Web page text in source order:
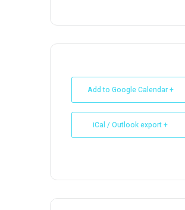
+ Add to Google Calendar
+ iCal / Outlook export